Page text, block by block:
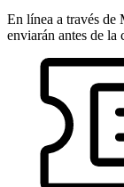
En línea a través de
enviarán antes de la